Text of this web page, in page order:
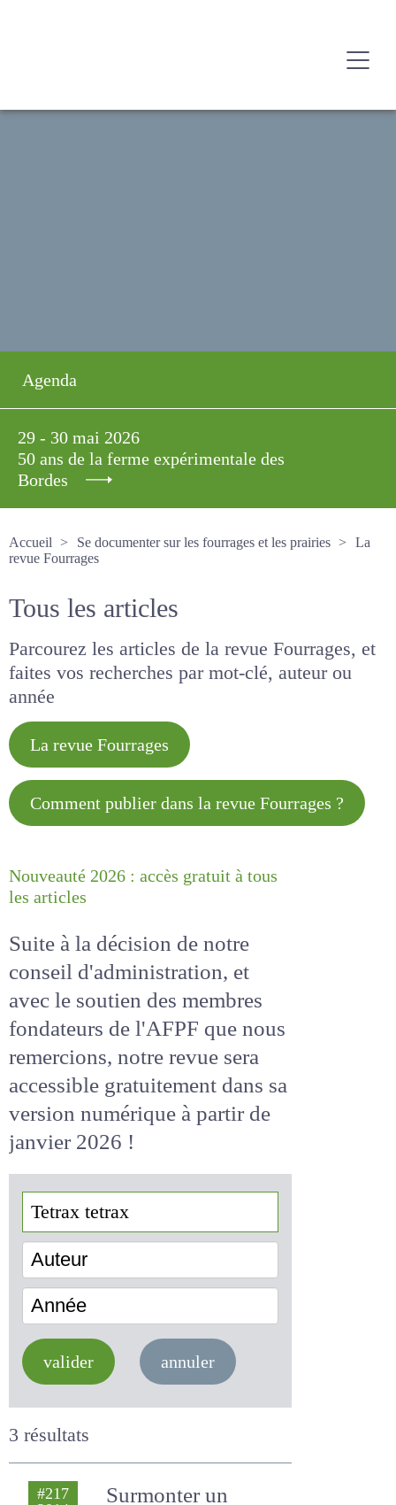
Agenda
29 - 30 mai 2026
50 ans de la ferme expérimentale des
Bordes
Accueil
Se documenter sur les fourrages et les prairies
La revue Fourrages
Tous les articles
Parcourez les articles de la revue Fourrages, et
faites vos recherches par mot-clé, auteur ou
année
La revue Fourrages
Comment publier dans la revue
Nouveauté 2026 : accès gratuit à
Suite à la décision de notre
conseil d'administration, et
avec le soutien des membres
fondateurs de l'AFPF que nous
remercions, notre revue sera
accessiblegratuitementdans
sa version numérique
de janvier 2026 !
Auteur
valider annuler
3 résultats